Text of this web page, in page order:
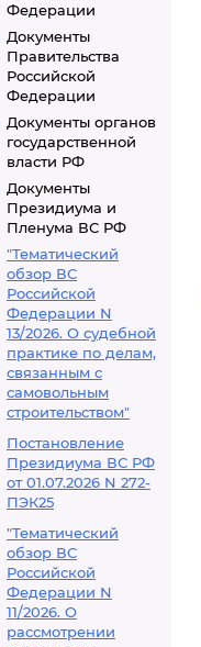
Федерации
Документы
Правительства
Российской
Федерации
Документы органов
государственной
власти РФ
Документы
Президиума и
Пленума ВС РФ
"Тематический
обзор ВС
Российской
Федерации N
13/2026. О судебной
практике по делам,
связанным с
самовольным
строительством"
Постановление
Президиума ВС РФ
от 01.07.2026 N 272-
ПЭК25
"Тематический
обзор ВС
Российской
Федерации N
11/2026. О
рассмотрении